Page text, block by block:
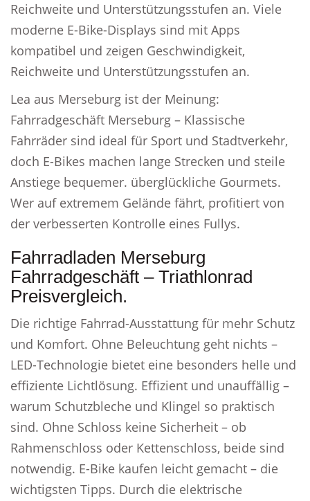
Reichweite und Unterstützungsstufen an. Viele
moderne E-Bike-Displays sind mit Apps
kompatibel und zeigen Geschwindigkeit,
Reichweite und Unterstützungsstufen an.
Lea aus Merseburg ist der Meinung:
Fahrradgeschäft Merseburg – Klassische
Fahrräder sind ideal für Sport und Stadtverkehr,
doch E-Bikes machen lange Strecken und steile
Anstiege bequemer. überglückliche Gourmets.
Wer auf extremem Gelände fährt, profitiert von
der verbesserten Kontrolle eines Fullys.
Fahrradladen Merseburg
Fahrradgeschäft – Triathlonrad
Preisvergleich.
Die richtige Fahrrad-Ausstattung für mehr Schutz
und Komfort. Ohne Beleuchtung geht nichts –
LED-Technologie bietet eine besonders helle und
effiziente Lichtlösung. Effizient und unauffällig –
warum Schutzbleche und Klingel so praktisch
sind. Ohne Schloss keine Sicherheit – ob
Rahmenschloss oder Kettenschloss, beide sind
notwendig. E-Bike kaufen leicht gemacht – die
wichtigsten Tipps. Durch die elektrische